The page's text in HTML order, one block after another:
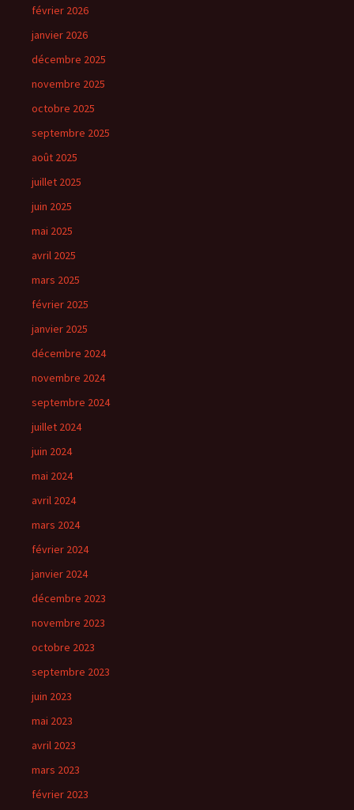
février 2026
janvier 2026
décembre 2025
novembre 2025
octobre 2025
septembre 2025
août 2025
juillet 2025
juin 2025
mai 2025
avril 2025
mars 2025
février 2025
janvier 2025
décembre 2024
novembre 2024
septembre 2024
juillet 2024
juin 2024
mai 2024
avril 2024
mars 2024
février 2024
janvier 2024
décembre 2023
novembre 2023
octobre 2023
septembre 2023
juin 2023
mai 2023
avril 2023
mars 2023
février 2023